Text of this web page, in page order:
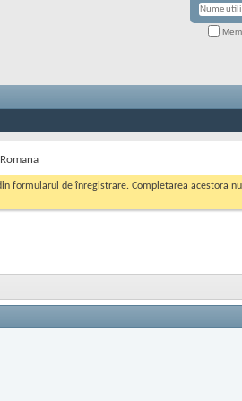
formularul de înregistrare. Completarea acestora